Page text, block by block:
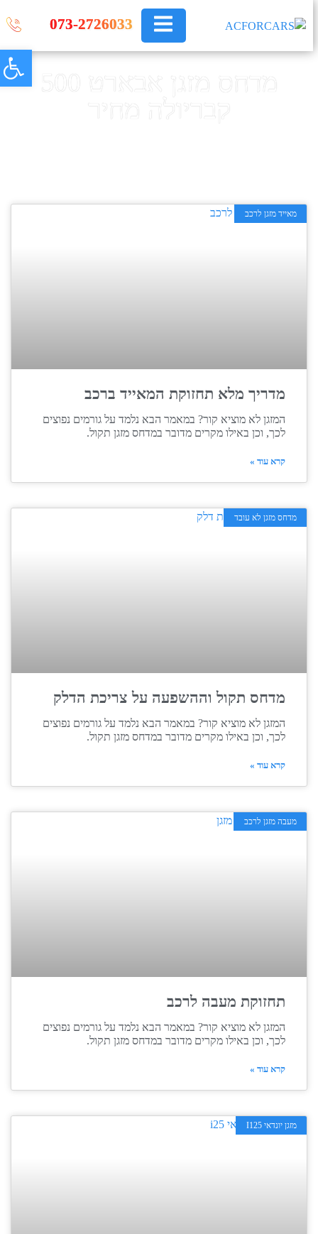
073-2726033
קבריולה מחיר
מאייד מזגן לרכב
מדריך מלא תחזוקת המאייד ברכב
המזגן לא מוציא קור? במאמר הבא נלמד על גורמים נפוצים
לכך, וכן באילו מקרים מדובר במדחס מזגן תקול.
קרא עוד »
מדחס מזגן לא עובד
מדחס תקול וההשפעה על צריכת הדלק
המזגן לא מוציא קור? במאמר הבא נלמד על גורמים נפוצים
לכך, וכן באילו מקרים מדובר במדחס מזגן תקול.
קרא עוד »
מעבה מזגן לרכב
תחזוקת מעבה לרכב
המזגן לא מוציא קור? במאמר הבא נלמד על גורמים נפוצים
לכך, וכן באילו מקרים מדובר במדחס מזגן תקול.
קרא עוד »
מזגן יונדאי I125